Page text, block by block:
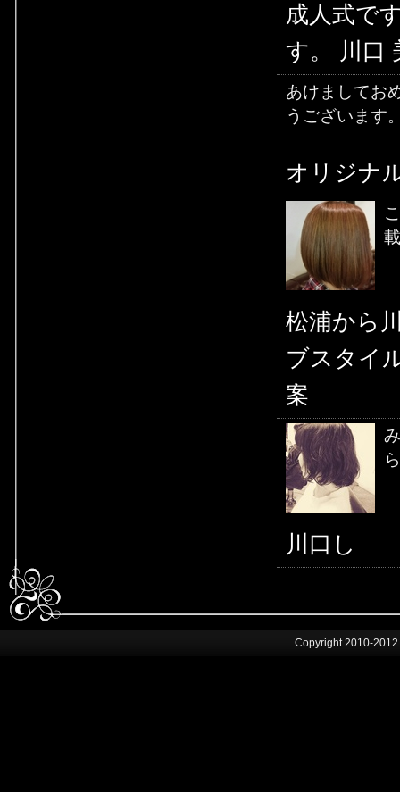
成人式で
す。 川口
あけましてお
うございます
オリジナ
松浦から
ブスタイ
案
川口し
Copyright 2010-